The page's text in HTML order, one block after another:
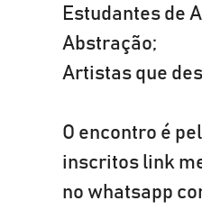
Estudantes de
Abstração;
Artistas que
O encontro é
inscritos link
no whatsapp